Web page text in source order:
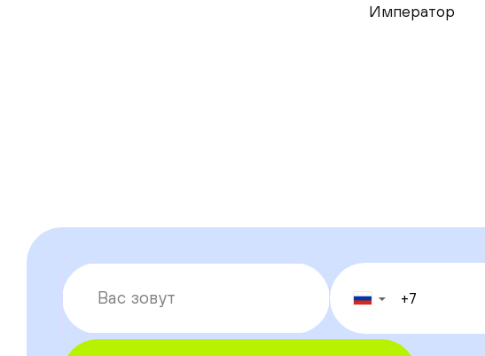
Император
▼